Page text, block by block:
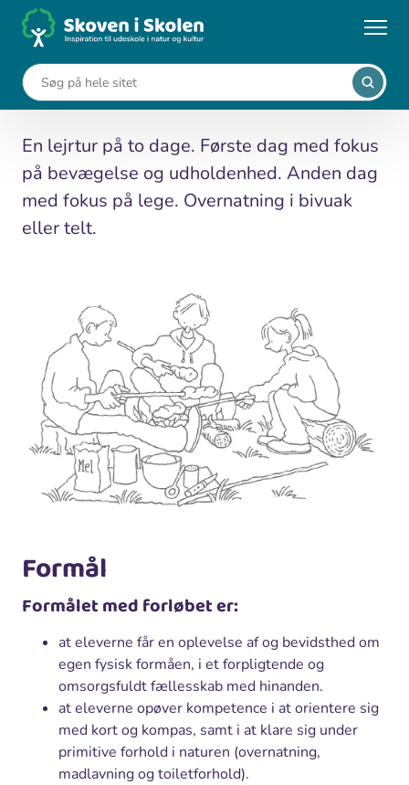
... Undervisningsforløb Lejrtur
Lejrtur
En lejrtur på to dage. Første dag med fokus
på bevægelse og udholdenhed. Anden dag
med fokus på lege. Overnatning i bivuak
eller telt.
Formål
Formålet med forløbet er:
at eleverne får en oplevelse af og bevidsthed om
egen fysisk formåen, i et forpligtende og
omsorgsfuldt fællesskab med hinanden.
at eleverne opøver kompetence i at orientere sig
med kort og kompas, samt i at klare sig under
primitive forhold i naturen (overnatning,
madlavning og toiletforhold).